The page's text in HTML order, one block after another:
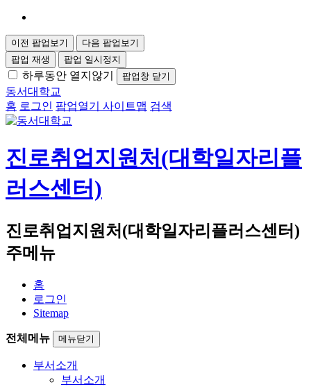
이전 팝업보기
다음 팝업보기
팝업 재생
팝업 일시정지
하루동안 열지않기 팝업창 닫기
동서대학교
홈 로그인 팝업열기 사이트맵 검색
진로취업지원처(대학일자리플
러스센터)
진로취업지원처(대학일자리플러스센터)
주메뉴
홈
로그인
Sitemap
전체메뉴 메뉴닫기
부서소개
부서소개